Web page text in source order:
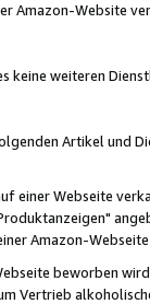
Amazon-Website
keine weiteren
Artikel und
einer Webseite
Amazon-
beworben
Vertrieb